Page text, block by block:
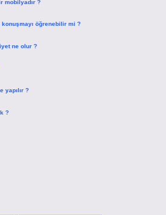
mobilyadır ?
öğrenebilir mi ?
ne olur ?
yapılır ?
?